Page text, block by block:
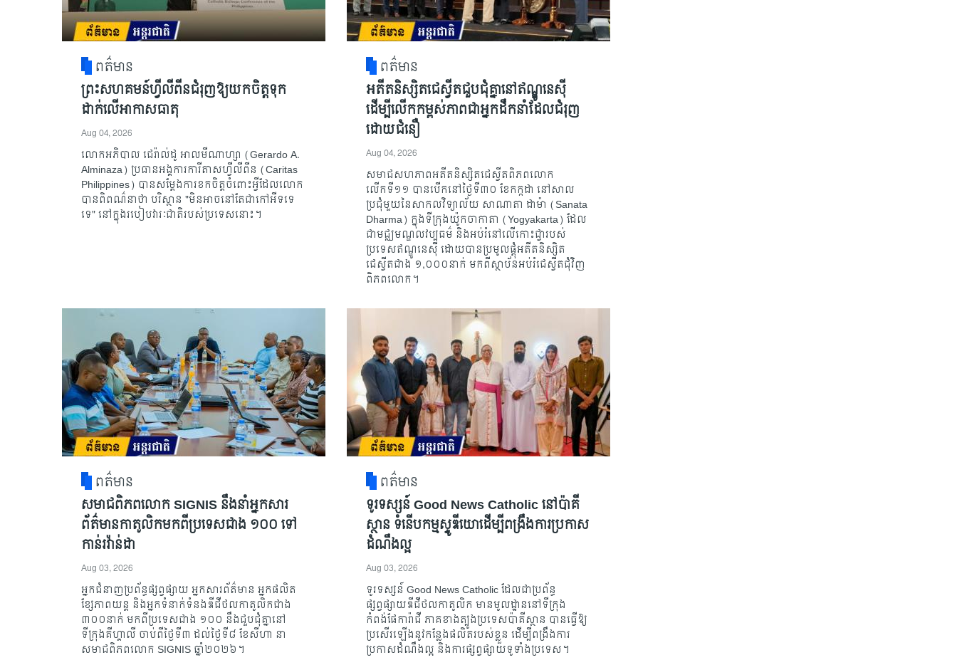
ពត៌មាន
ព្រះសហគមន៍ហ្វីលីពីនជំរុញឱ្យយកចិត្តទុក
ដាក់លើអាកាសធាតុ
Aug 04, 2026
លោកអភិបាល ជេរ៉ាល់ដូ អាលមីណាហ្សា (Gerardo A.
Alminaza) ប្រធានអង្គការការីតាសហ្វីលីពីន (Caritas
Philippines) បានសម្តែងការខកចិត្តចំពោះអ្វីដែលលោក
បានពិពណ៌នាថា បរិស្ថាន "មិនអាចនៅតែជាកៅអីទទេ
ទេ" នៅក្នុងរបៀបវារៈជាតិរបស់ប្រទេសនោះ។
ពត៌មាន
អតីតនិស្សិតជេស្វីតជួបជុំគ្នានៅឥណ្ឌូនេស៊ី
ដើម្បីលើកកម្ពស់ភាពជាអ្នកដឹកនាំដែលជំរុញ
ដោយជំនឿ
Aug 04, 2026
សមាជសហភាពអតីតនិស្សិតជេស្វីតពិភពលោក
លើកទី១១ បានបើកនៅថ្ងៃទី៣០ ខែកក្កដា នៅសាល
ប្រជុំមួយនៃសាកលវិទ្យាល័យ សាណាតា ដាម៉ា (Sanata
Dharma) ក្នុងទីក្រុងយ៉ូកចាកាតា (Yogyakarta) ដែល
ជាមជ្ឈមណ្ឌលវប្បធម៌ និងអប់រំនៅលើកោះជ្វារបស់
ប្រទេសឥណ្ឌូនេស៊ី ដោយបានប្រមូលផ្តុំអតីតនិស្សិត
ជេស្វីតជាង ១,០០០នាក់ មកពីស្ថាប័នអប់រំជេស្វីតជុំវិញ
ពិភពលោក។
ពត៌មាន
សមាជពិភពលោក SIGNIS នឹងនាំអ្នកសារ
ព័ត៌មានកាតូលិកមកពីប្រទេសជាង ១០០ ទៅ
កាន់រវ៉ាន់ដា
Aug 03, 2026
អ្នកជំនាញប្រព័ន្ធផ្សព្វផ្សាយ អ្នកសារព័ត៌មាន អ្នកផលិត
ខ្សែភាពយន្ត និងអ្នកទំនាក់ទំនងឌីជីថលកាតូលិកជាង
៣០០នាក់ មកពីប្រទេសជាង ១០០ នឹងជួបជុំគ្នានៅ
ទីក្រុងគីហ្គាលី ចាប់ពីថ្ងៃទី៣ ដល់ថ្ងៃទី៨ ខែសីហា នា
សមាជពិភពលោក SIGNIS ឆ្នាំ២០២៦។
ពត៌មាន
ទូរទស្សន៍ Good News Catholic នៅប៉ាគី
ស្ថាន ទំនើបកម្មស្ទូឌីយោដើម្បីពង្រឹងការប្រកាស
ដំណឹងល្អ
Aug 03, 2026
ទូរទស្សន៍ Good News Catholic ដែលជាប្រព័ន្ធ
ផ្សព្វផ្សាយឌីជីថលកាតូលិក មានមូលដ្ឋាននៅទីក្រុង
កំពង់ផែការ៉ាជី ភាគខាងត្បូងប្រទេសប៉ាគីស្ថាន បានធ្វើឱ្យ
ប្រសើរឡើងនូវកន្លែងផលិតរបស់ខ្លួន ដើម្បីពង្រឹងការ
ប្រកាសដំណឹងល្អ និងការផ្សព្វផ្សាយទូទាំងប្រទេស។